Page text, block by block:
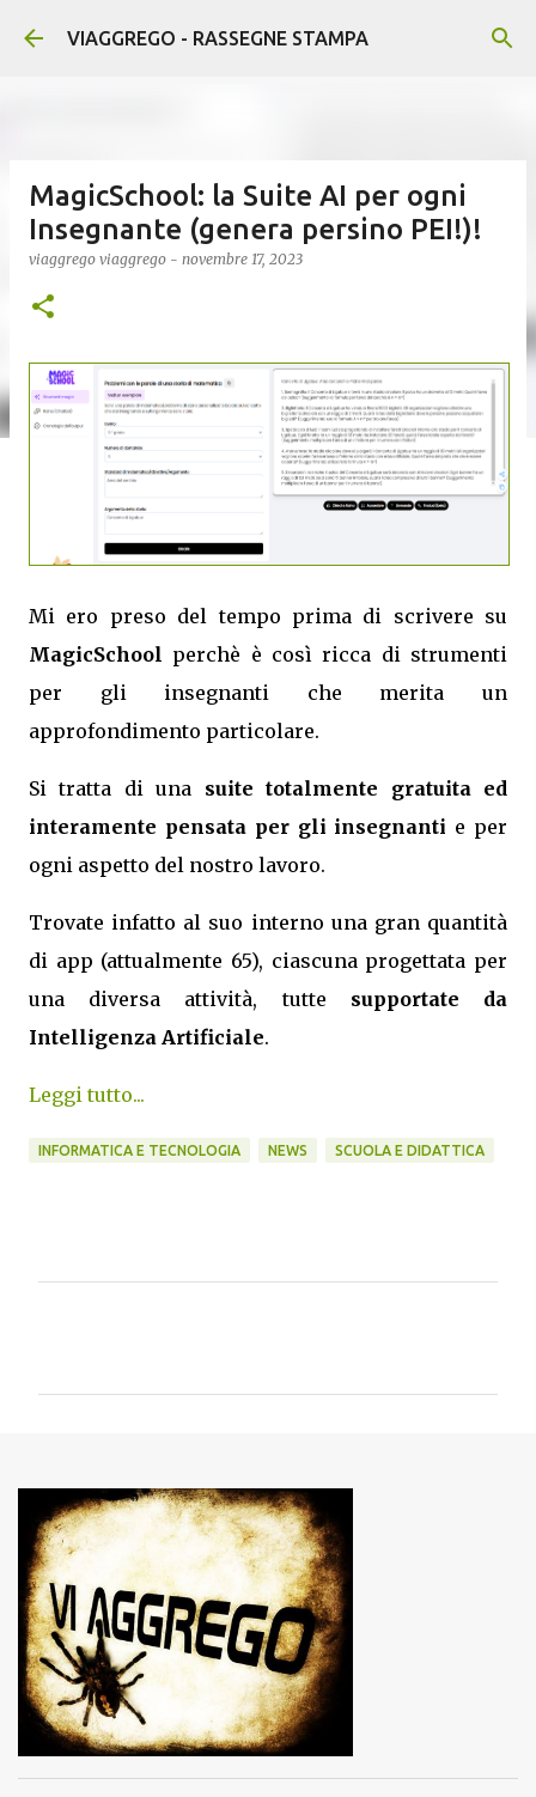
Passa ai contenuti principali
VIAGGREGO - RASSEGNE STAMPA
MagicSchool: la Suite AI per ogni
Insegnante (genera persino PEI!)!
viaggrego viaggrego - novembre 17, 2023
Mi ero preso del tempo prima di scrivere su
MagicSchool perchè è così ricca di strumenti
per gli insegnanti che merita un
approfondimento particolare.
Si tratta di una suite totalmente gratuita ed
interamente pensata per gli insegnanti e per
ogni aspetto del nostro lavoro.
Trovate infatto al suo interno una gran quantità
di app (attualmente 65), ciascuna progettata per
una diversa attività, tutte supportate da
Intelligenza Artificiale.
Leggi tutto...
INFORMATICA E TECNOLOGIA NEWS SCUOLA E DIDATTICA
n
t
i